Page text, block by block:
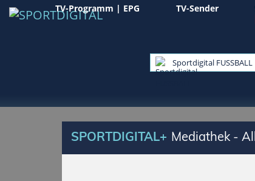
TV-Programm | EPG TV-Sender
Sportdigital FUSSBALL
SPORTDIGITAL+ Mediathek -